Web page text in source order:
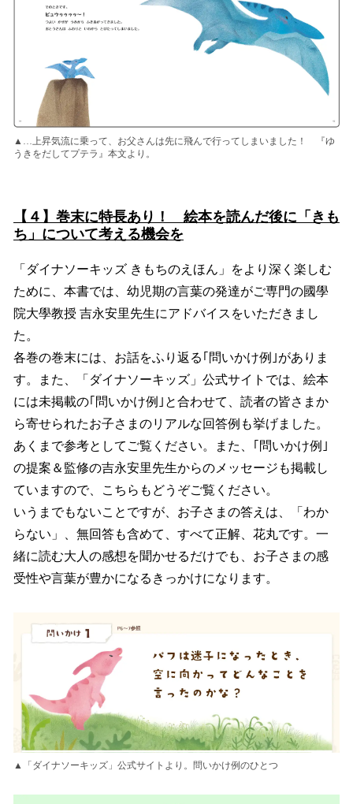
▲…上昇気流に乗って、お父さんは先に飛んで行ってしまいました！ 『ゆ
うきをだしてプテラ』本文より。
【４】巻末に特長あり！ 絵本を読んだ後に「きも
ち」について考える機会を
「ダイナソーキッズ きもちのえほん」をより深く楽しむ
ために、本書では、幼児期の言葉の発達がご専門の國學
院大學教授 吉永安里先生にアドバイスをいただきまし
た。
各巻の巻末には、お話をふり返る｢問いかけ例｣がありま
す。また、「ダイナソーキッズ」公式サイトでは、絵本
には未掲載の｢問いかけ例｣と合わせて、読者の皆さまか
ら寄せられたお子さまのリアルな回答例も挙げました。
あくまで参考としてご覧ください。また、｢問いかけ例｣
の提案＆監修の吉永安里先生からのメッセージも掲載し
ていますので、こちらもどうぞご覧ください。
いうまでもないことですが、お子さまの答えは、「わか
らない」、無回答も含めて、すべて正解、花丸です。一
緒に読む大人の感想を聞かせるだけでも、お子さまの感
受性や言葉が豊かになるきっかけになります。
▲「ダイナソーキッズ」公式サイトより。問いかけ例のひとつ